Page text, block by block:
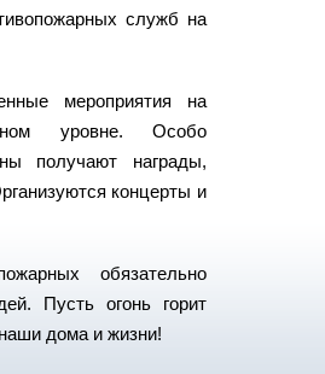
служб на
мероприятия на
уровне. Особо
получают награды,
концерты и
обязательно
Пусть огонь горит
дома и жизни!